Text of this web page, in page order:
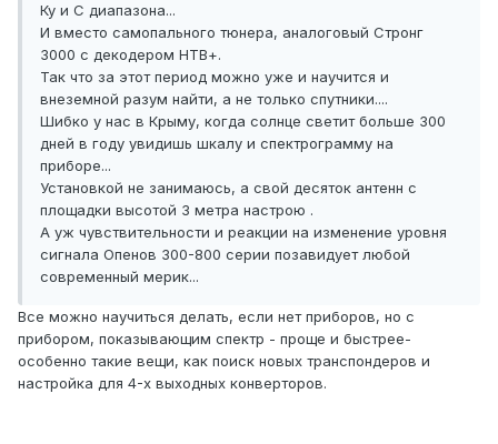
Ку и С диапазона...
И вместо самопального тюнера, аналоговый Стронг
3000 с декодером НТВ+.
Так что за этот период можно уже и научится и
внеземной разум найти, а не только спутники....
Шибко у нас в Крыму, когда солнце светит больше 300
дней в году увидишь шкалу и спектрограмму на
приборе...
Установкой не занимаюсь, а свой десяток антенн с
площадки высотой 3 метра настрою .
А уж чувствительности и реакции на изменение уровня
сигнала Опенов 300-800 серии позавидует любой
современный мерик...
Все можно научиться делать, если нет приборов, но с
прибором, показывающим спектр - проще и быстрее-
особенно такие вещи, как поиск новых транспондеров и
настройка для 4-х выходных конверторов.